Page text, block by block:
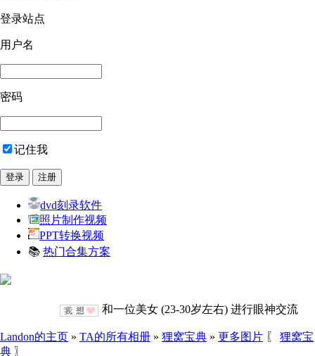
登录站点
用户名
密码
记住我
dvd刻录软件
照片制作视频
PPT转换视频
📚 热门合集方案
和一位美女 (23-30岁左右) 进行眼神交流
Landon的主页 » TA的所有相册 » 狸窝宝典 » 更多图片 〖 狸窝宝
典 〗